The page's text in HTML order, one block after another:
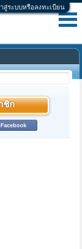
สู่ระบบหรือลงทะเบียน
ชิก